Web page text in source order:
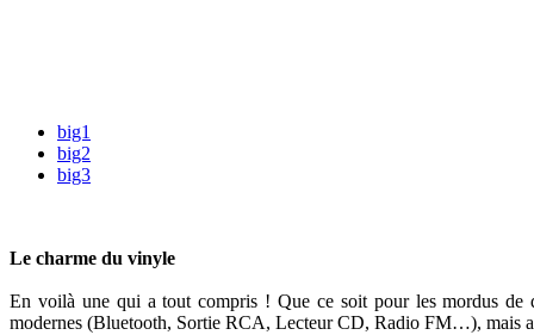
big1
big2
big3
Le charme du vinyle
En voilà une qui a tout compris ! Que ce soit pour les mordus de
modernes (Bluetooth, Sortie RCA, Lecteur CD, Radio FM…), mais